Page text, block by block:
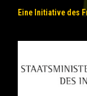
Eine Initiative des